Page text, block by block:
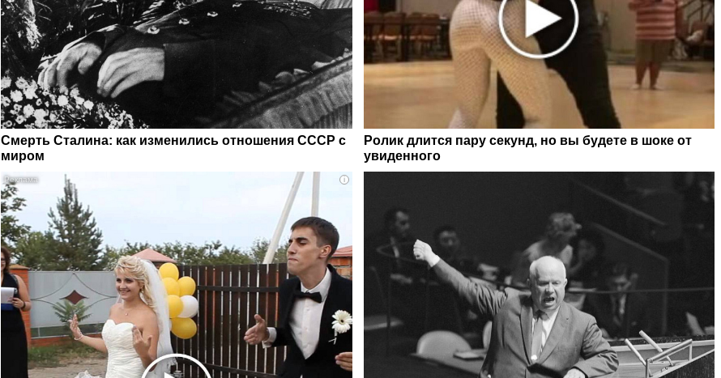
Смерть Сталина: как изменились отношения СССР с
миром
Ролик длится пару секунд, но вы будете в шоке от
увиденного
i